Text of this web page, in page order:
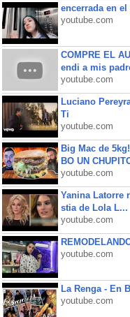
encerrada en
youtube.com
COMPRE EL
endi a mis
youtube.com
Luciano
Ti
youtube.com
Big Mac de
BO UN
youtube.com
Yanina Latorre
stia de Lola L...
youtube.com
youtube.com
La Renga - En
youtube.com